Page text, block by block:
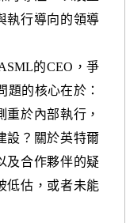
執行導向的領導
的CEO，爭
題的核心在於：
於內部執行，
設？關於英特爾
及合作夥伴的疑
低估，或者未能